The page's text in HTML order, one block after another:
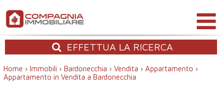
EFFETTUA LA RICERCA
Home › Immobili › Bardonecchia › Vendita › Appartamento ›
Appartamento in Vendita a Bardonecchia